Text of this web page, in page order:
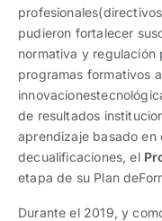
pudieron fortalecer
normativa y regulación
programas formativos
de resultados
aprendizaje basado
decualificaciones, el
etapa de su Plan
Durante el 2019, y